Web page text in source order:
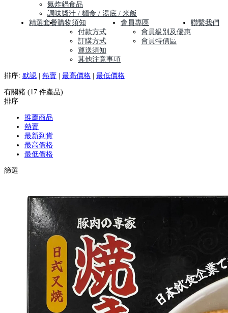
氣炸鍋食品
調味醬汁 / 麵食 / 湯底 / 米飯
精選套餐購物須知
付款方式
訂購方式
運送須知
其他注意事項
會員專區
會員級別及優惠
會員特價區
聯繫我們
排序: 默認 熱賣 最高價格 最低價格
有關豬 (17 件產品)
排序
推薦商品
熱賣
最新到貨
最高價格
最低價格
篩選